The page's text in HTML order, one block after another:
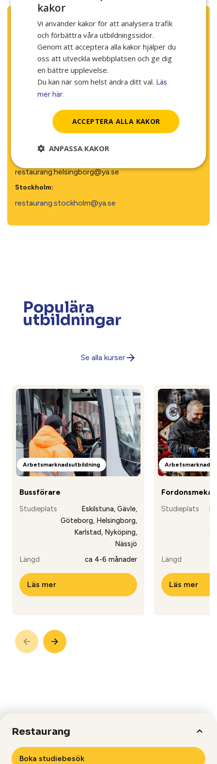
Restaurang
Boka studiebesök
Populära
utbildningar
Se alla kurser
Arbetsmarknadsutbildning
Bussförare
Studieplats
Eskilstuna, Gävle,
Göteborg, Helsingborg,
Karlstad, Nyköping,
Nässjö
Längd
ca 4-6 månader
Läs mer
Studieplats
Längd
Läs mer
Steg 2
Boka studiebesök
Välkommen att göra en intresseanmälan för studiebesök!
Välj ort (längre upp på sidan) så kommer du till
kontaktformuläret för studiebesök.
beslutar och anmäler dig till utbildningen.
utbildningen på din ort:
restaurang.helsingborg@ya.se
Stockholm:
restaurang.stockholm@ya.se
kakor
Vi använder kakor för att analysera trafik
och förbättra våra utbildningssidor.
Genom att acceptera alla kakor hjälper du
oss att utveckla webbplatsen och ge dig
en bättre upplevelse.
Du kan när som helst ändra ditt val. Läs
mer här.
ACCEPTERA ALLA KAKOR
ANPASSA KAKOR